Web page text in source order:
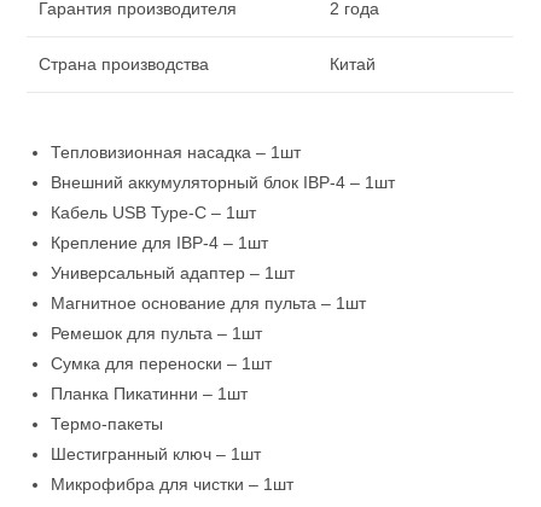
Гарантия производителя 2 года
Страна производства Китай
Тепловизионная насадка – 1шт
Внешний аккумуляторный блок IBP-4 – 1шт
Кабель USB Type-C – 1шт
Крепление для IBP-4 – 1шт
Универсальный адаптер – 1шт
Магнитное основание для пульта – 1шт
Ремешок для пульта – 1шт
Сумка для переноски – 1шт
Планка Пикатинни – 1шт
Термо-пакеты
Шестигранный ключ – 1шт
Микрофибра для чистки – 1шт